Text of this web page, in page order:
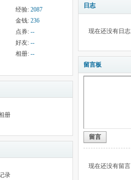
经验: 2087
金钱: 236
点券: --
好友: --
相册: --
册
录
日志
现在还没有日志
留言板
留言
现在还没有留言